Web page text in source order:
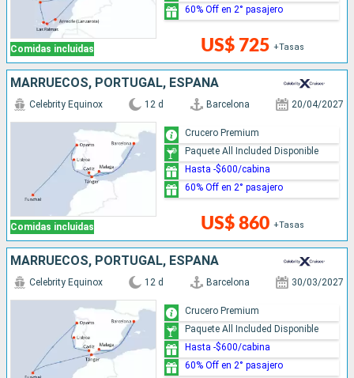
Comidas incluidas US$ 725 +Tasas
60% Off en 2° pasajero
MARRUECOS, PORTUGAL, ESPAÑA
Comidas incluidas
Celebrity Equinox 12 d Barcelona 20/04/2027
US$ 860 +Tasas
Crucero Premium
Paquete All Included Disponible
Hasta -$600/cabina
60% Off en 2° pasajero
MARRUECOS, PORTUGAL, ESPAÑA
Celebrity Equinox 12 d Barcelona 30/03/2027
Crucero Premium
Paquete All Included Disponible
Hasta -$600/cabina
60% Off en 2° pasajero